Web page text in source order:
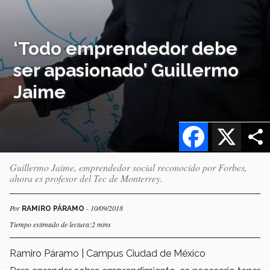
‘Todo emprendedor debe
ser apasionado’ Guillermo
Jaime
X
Facebook
Guillermo Jaime, emprendedor social reconocido por Forbes,
ahora es profesor del Tec de Monterrey.
Por RAMIRO PÁRAMO - 10/09/2018
Tiempo estimado de lectura:2 mins
Ramiro Páramo | Campus Ciudad de México